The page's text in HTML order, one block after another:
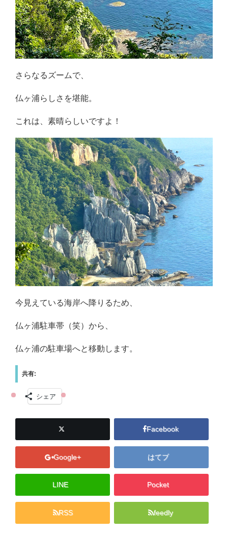
さらなるズームで、
仏ヶ浦らしさを堪能。
これは、素晴らしいですよ！
今見えている海岸へ降りるため、
仏ヶ浦駐車帯（笑）から、
仏ヶ浦の駐車場へと移動します。
共有:
シェア
Facebook
Google+ はてブ
LINE Pocket
RSS feedly